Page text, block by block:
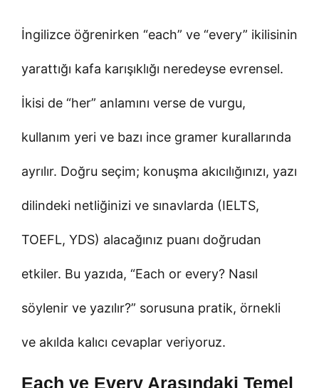
İngilizce öğrenirken “each” ve “every” ikilisinin
yarattığı kafa karışıklığı neredeyse evrensel.
İkisi de “her” anlamını verse de vurgu,
kullanım yeri ve bazı ince gramer kurallarında
ayrılır. Doğru seçim; konuşma akıcılığınızı, yazı
dilindeki netliğinizi ve sınavlarda (IELTS,
TOEFL, YDS) alacağınız puanı doğrudan
etkiler. Bu yazıda, “Each or every? Nasıl
söylenir ve yazılır?” sorusuna pratik, örnekli
ve akılda kalıcı cevaplar veriyoruz.
Each ve Every Arasındaki Temel